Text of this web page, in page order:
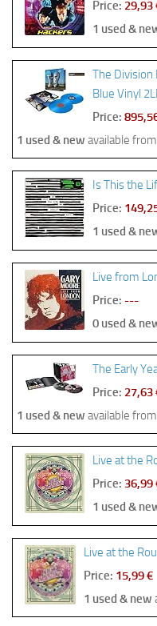
Price: 29,93
1 used &
The Division
Blue Vinyl
Price:
1 used & new available from
Is This the
Price:
1 used &
Live from
Price: ---
0 used &
The Early
Price: 27,63
1 used & new available from
Live at the
Price: 36,99
1 used &
Live at the
Price: 15,99 €
1 used & new